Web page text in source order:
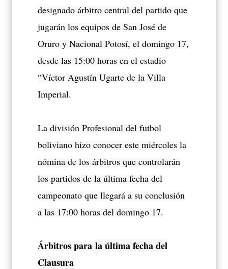
designado árbitro central del partido que
jugarán los equipos de San José de
Oruro y Nacional Potosí, el domingo 17,
desde las 15:00 horas en el estadio
“Víctor Agustín Ugarte de la Villa
Imperial.
La división Profesional del futbol
boliviano hizo conocer este miércoles la
nómina de los árbitros que controlarán
los partidos de la última fecha del
campeonato que llegará a su conclusión
a las 17:00 horas del domingo 17.
Árbitros para la última fecha del
Clausura